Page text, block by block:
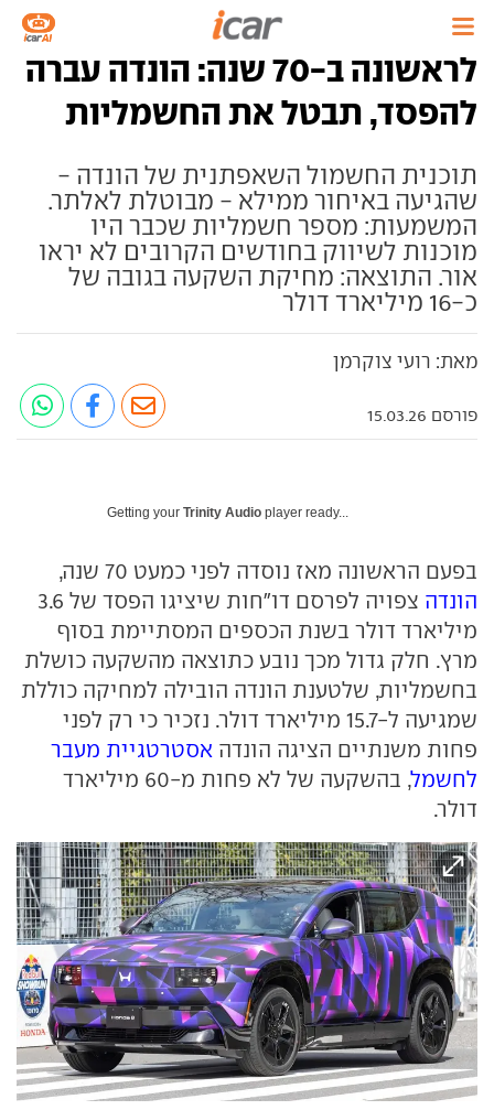
לראשונה ב-70 שנה: הונדה עברה
להפסד, תבטל את החשמליות
תוכנית החשמול השאפתנית של הונדה -
שהגיעה באיחור ממילא - מבוטלת לאלתר.
המשמעות: מספר חשמליות שכבר היו
מוכנות לשיווק בחודשים הקרובים לא יראו
אור. התוצאה: מחיקת השקעה בגובה של
כ-16 מיליארד דולר
מאת: רועי צוקרמן
פורסם 15.03.26
Getting your Trinity Audio player ready...
בפעם הראשונה מאז נוסדה לפני כמעט 70 שנה,
הונדה
צפויה לפרסם דו"חות שיציגו הפסד של 3.6
מיליארד דולר בשנת הכספים המסתיימת בסוף
מרץ. חלק גדול מכך נובע כתוצאה מהשקעה כושלת
בחשמליות, שלטענת הונדה הובילה למחיקה כוללת
שמגיעה ל-15.7 מיליארד דולר. נזכיר כי רק לפני
פחות משנתיים הציגה הונדה אסטרטגיית מעבר
לחשמל
, בהשקעה של לא פחות מ-60 מיליארד
דולר.